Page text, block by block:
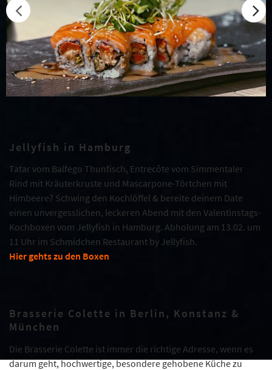
Jellyfish in Hamburg
Tatar vom Balfego Thunfisch, Entrecôte vom Simmentaler
Rind mit Kräuterkruste und Mascarpone-Törtchen mit
Himbeere? Schwing den Kochlöffel & bereite deinem Date
einen unvergesslichen, leckeren Abend mit den Valentinstags-
Kochboxen vom Jellyfish in Hamburg. Abholung am 13.02. um
11 Uhr im Schmidchen Restaurant by Jellyfish.
Hier gehts zu den Boxen
Brasserie Colette in Berlin, Konstanz &
München
Die Brasserie Colette ist immer die richtige Adresse, wenn es
darum geht, hochwertige, besondere gehobene Küche zu